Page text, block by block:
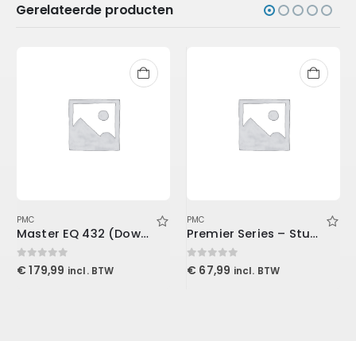
Gerelateerde producten
PMC
Master EQ 432 (Download)
0out of 5
€ 179,99 incl. BTW
PMC
Premier Series – Studio & Live XLR Cable 15′ (4.6 m)
0out of 5
€ 67,99 incl. BTW